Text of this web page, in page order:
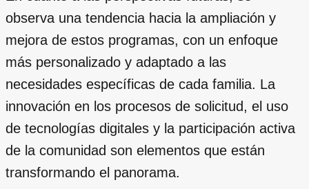
observa una tendencia hacia la ampliación y
mejora de estos programas, con un enfoque
más personalizado y adaptado a las
necesidades específicas de cada familia. La
innovación en los procesos de solicitud, el uso
de tecnologías digitales y la participación activa
de la comunidad son elementos que están
transformando el panorama.